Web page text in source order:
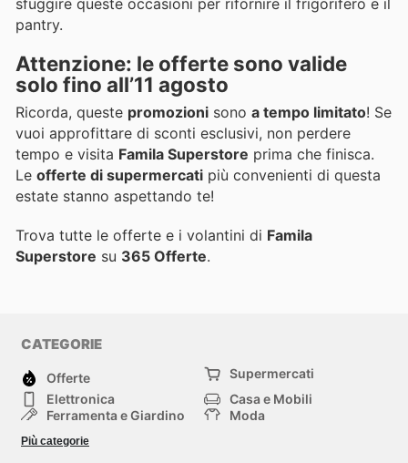
sfuggire queste occasioni per rifornire il frigorifero e il
pantry.
Attenzione: le offerte sono valide
solo fino all’11 agosto
Ricorda, queste promozioni sono a tempo limitato! Se
vuoi approfittare di sconti esclusivi, non perdere
tempo e visita Famila Superstore prima che finisca.
Le offerte di supermercati più convenienti di questa
estate stanno aspettando te!
Trova tutte le offerte e i volantini di Famila
Superstore su 365 Offerte.
CATEGORIE
Offerte
Supermercati
Elettronica
Casa e Mobili
Ferramenta e Giardino
Moda
Bambini e Neonati
Più categorie